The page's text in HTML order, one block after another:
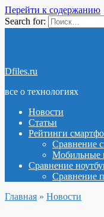
Перейти к содержанию
Search for:
Dfiles.ru
все о технологиях
Новости
Статьи
Рейтинги
Сравнение
Мобильные
Сравнение
Сравнение
Главная » Новости